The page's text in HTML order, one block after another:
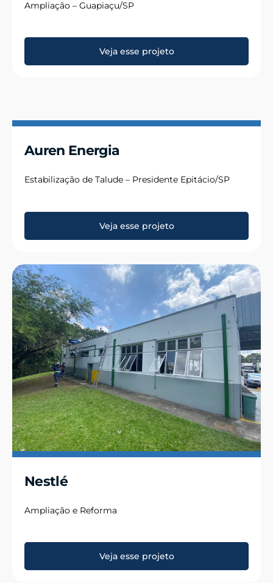
Ampliação – Guapiaçu/SP
Veja esse projeto
Auren Energia
Estabilização de Talude – Presidente Epitácio/SP
Veja esse projeto
Nestlé
Ampliação e Reforma
Veja esse projeto